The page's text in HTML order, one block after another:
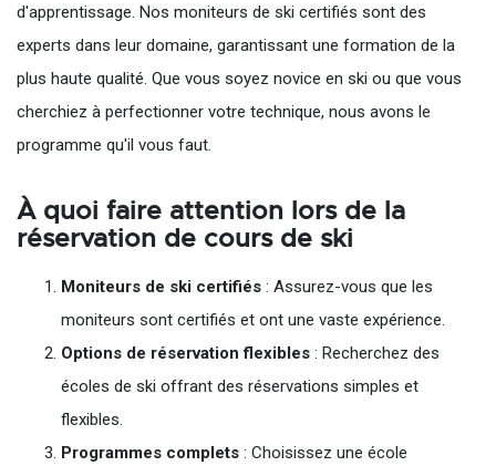
d'apprentissage. Nos moniteurs de ski certifiés sont des
experts dans leur domaine, garantissant une formation de la
plus haute qualité. Que vous soyez novice en ski ou que vous
cherchiez à perfectionner votre technique, nous avons le
programme qu'il vous faut.
À quoi faire attention lors de la
réservation de cours de ski
Moniteurs de ski certifiés : Assurez-vous que les
moniteurs sont certifiés et ont une vaste expérience.
Options de réservation flexibles : Recherchez des
écoles de ski offrant des réservations simples et
flexibles.
Programmes complets : Choisissez une école